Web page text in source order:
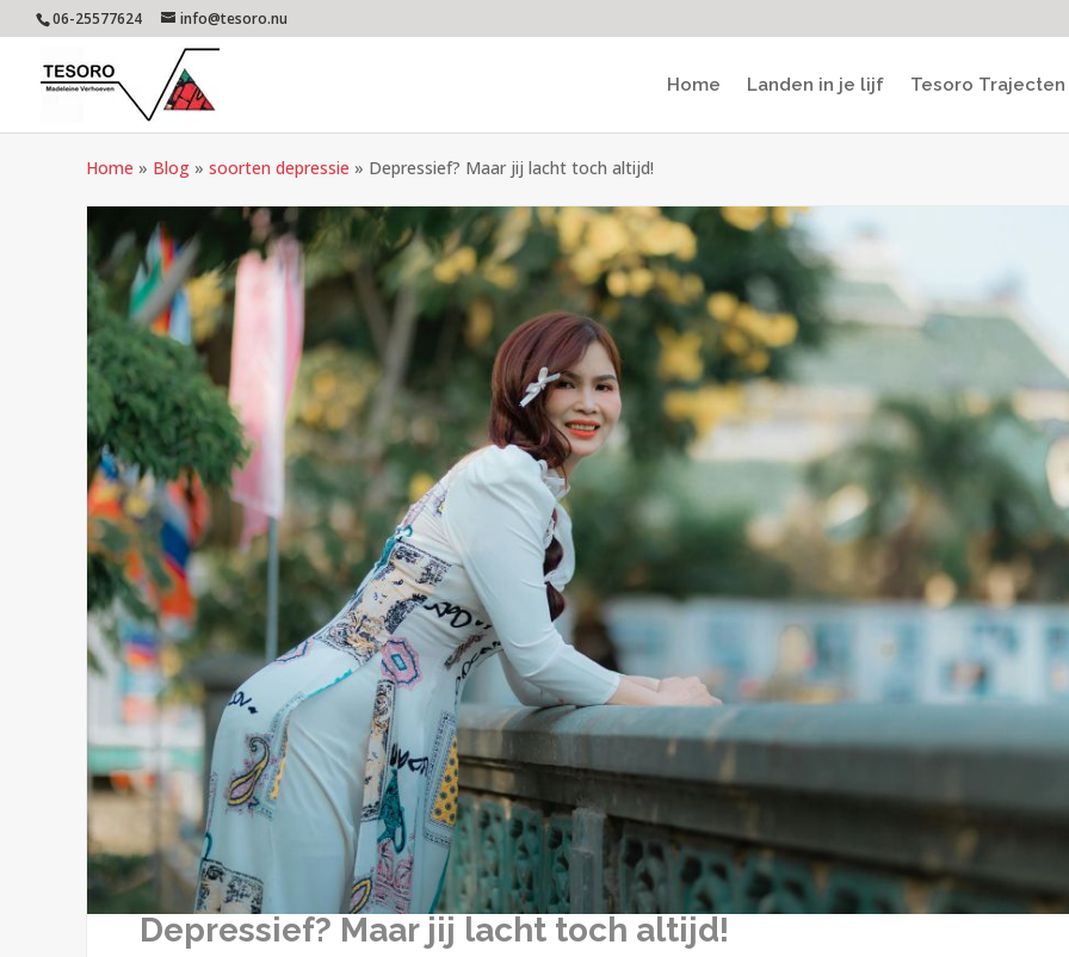
06-25577624 info@tesoro.nu
Home Landen in je lijf Tesoro Trajecten
Home » Blog » soorten depressie » Depressief? Maar jij lacht toch altijd!
Depressief? Maar jij lacht toch altijd!